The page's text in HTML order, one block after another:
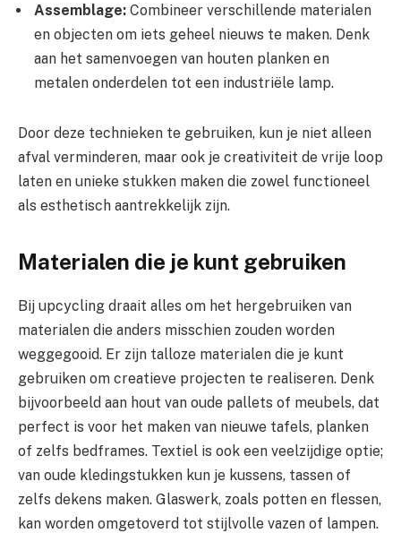
Assemblage: Combineer verschillende materialen
en objecten om iets geheel nieuws te maken. Denk
aan het samenvoegen van houten planken en
metalen onderdelen tot een industriële lamp.
Door deze technieken te gebruiken, kun je niet alleen
afval verminderen, maar ook je creativiteit de vrije loop
laten en unieke stukken maken die zowel functioneel
als esthetisch aantrekkelijk zijn.
Materialen die je kunt gebruiken
Bij upcycling draait alles om het hergebruiken van
materialen die anders misschien zouden worden
weggegooid. Er zijn talloze materialen die je kunt
gebruiken om creatieve projecten te realiseren. Denk
bijvoorbeeld aan hout van oude pallets of meubels, dat
perfect is voor het maken van nieuwe tafels, planken
of zelfs bedframes. Textiel is ook een veelzijdige optie;
van oude kledingstukken kun je kussens, tassen of
zelfs dekens maken. Glaswerk, zoals potten en flessen,
kan worden omgetoverd tot stijlvolle vazen of lampen.